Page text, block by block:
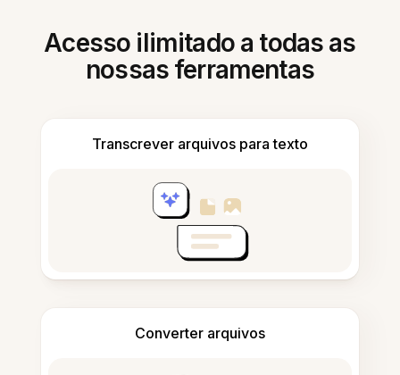
Acesso ilimitado a todas as
nossas ferramentas
Transcrever arquivos para texto
Converter arquivos